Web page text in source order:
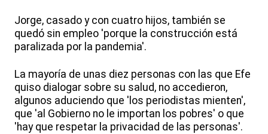
Jorge, casado y con cuatro hijos, también se
quedó sin empleo 'porque la construcción está
paralizada por la pandemia'.
La mayoría de unas diez personas con las que Efe
quiso dialogar sobre su salud, no accedieron,
algunos aduciendo que 'los periodistas mienten',
que 'al Gobierno no le importan los pobres' o que
'hay que respetar la privacidad de las personas'.